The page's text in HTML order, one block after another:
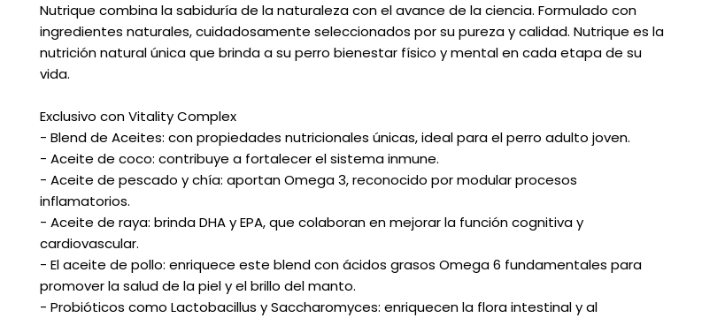
Nutrique combina la sabiduría de la naturaleza con el avance de la ciencia. Formulado con
ingredientes naturales, cuidadosamente seleccionados por su pureza y calidad. Nutrique es la
nutrición natural única que brinda a su perro bienestar físico y mental en cada etapa de su
vida.
Exclusivo con Vitality Complex
- Blend de Aceites: con propiedades nutricionales únicas, ideal para el perro adulto joven.
- Aceite de coco: contribuye a fortalecer el sistema inmune.
- Aceite de pescado y chía: aportan Omega 3, reconocido por modular procesos
inflamatorios.
- Aceite de raya: brinda DHA y EPA, que colaboran en mejorar la función cognitiva y
cardiovascular.
- El aceite de pollo: enriquece este blend con ácidos grasos Omega 6 fundamentales para
promover la salud de la piel y el brillo del manto.
- Probióticos como Lactobacillus y Saccharomyces: enriquecen la flora intestinal y al